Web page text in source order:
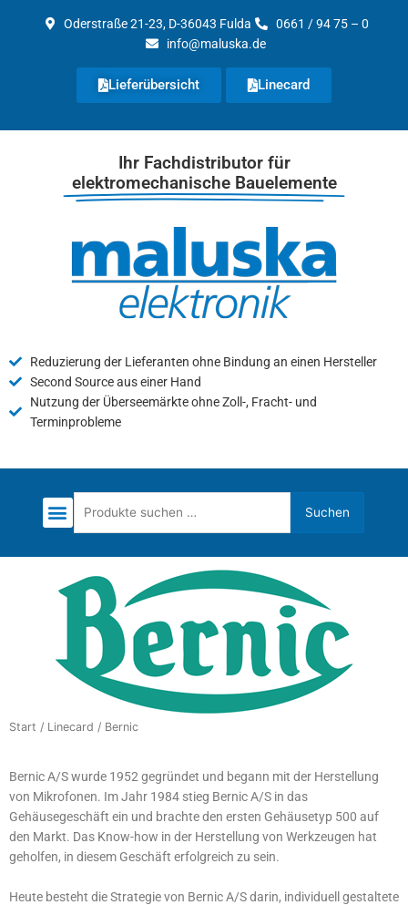
Oderstraße 21-23, D-36043 Fulda
0661 / 94 75 – 0
info@maluska.de
Lieferübersicht Linecard
Ihr Fachdistributor für
elektromechanische Bauelemente
Reduzierung der Lieferanten ohne Bindung an einen Hersteller
Second Source aus einer Hand
Nutzung der Überseemärkte ohne Zoll-, Fracht- und
Terminprobleme
Suchen
nach:
Suchen
Start / Linecard / Bernic
Bernic A/S wurde 1952 gegründet und begann mit der Herstellung
von Mikrofonen. Im Jahr 1984 stieg Bernic A/S in das
Gehäusegeschäft ein und brachte den ersten Gehäusetyp 500 auf
den Markt. Das Know-how in der Herstellung von Werkzeugen hat
geholfen, in diesem Geschäft erfolgreich zu sein.
Heute besteht die Strategie von Bernic A/S darin, individuell gestaltete